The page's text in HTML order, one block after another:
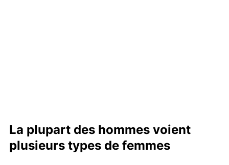
La plupart des hommes voient
plusieurs types de femmes